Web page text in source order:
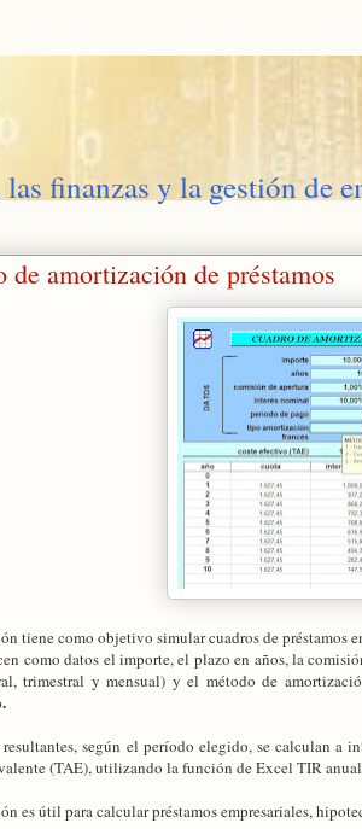
finanzas y la gestión de
de amortización de préstamos
tiene como objetivo simular cuadros de préstamos
como datos el importe, el plazo en años, la
trimestral y mensual) y el método de
según el período elegido, se calculan a
(TAE), utilizando la función de Excel TIR
es útil para calcular préstamos empresariales,